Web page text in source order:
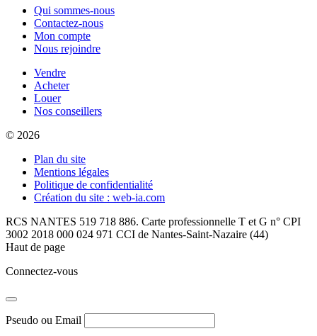
Qui sommes-nous
Contactez-nous
Mon compte
Nous rejoindre
Vendre
Acheter
Louer
Nos conseillers
© 2026
Plan du site
Mentions légales
Politique de confidentialité
Création du site : web-ia.com
RCS NANTES 519 718 886. Carte professionnelle T et G n° CPI
3002 2018 000 024 971 CCI de Nantes-Saint-Nazaire (44)
Haut de page
Connectez-vous
Pseudo ou Email